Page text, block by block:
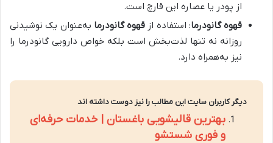
از پودر یا عصاره این قارچ است.
قهوه گانودرما: استفاده از قهوه گانودرما به‌عنوان یک نوشیدنی
روزانه نه تنها لذت‌بخش است بلکه خواص دارویی گانودرما را
نیز به‌همراه دارد.
دیگر کاربران سایت این مطالب را نیز دوست داشته اند
بهترین قالیشویی باغستان | خدمات حرفه‌ای
و فوری شستشو